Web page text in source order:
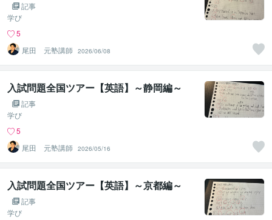
記事
学び
5
尾田 元塾講師 2026/06/08
入試問題全国ツアー【英語】～静岡編～
記事
学び
5
尾田 元塾講師 2026/05/16
入試問題全国ツアー【英語】～京都編～
記事
学び